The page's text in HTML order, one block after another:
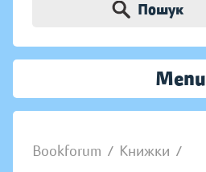
Пошук
Menu
Bookforum / Книжки /